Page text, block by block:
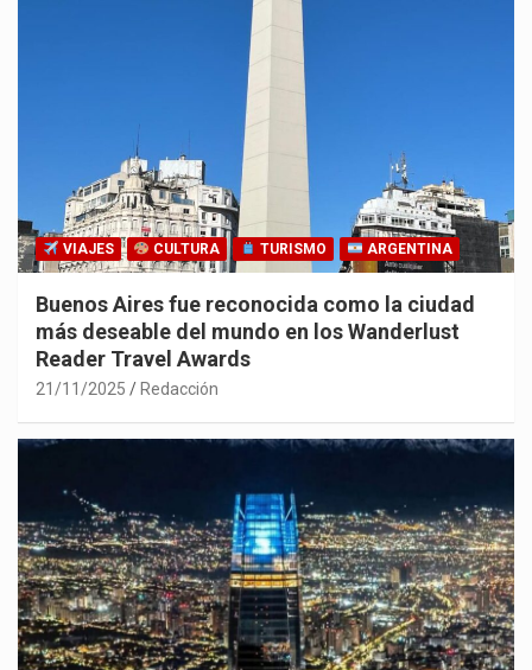
VIAJES CULTURA TURISMO ARGENTINA
Buenos Aires fue reconocida como la ciudad
más deseable del mundo en los Wanderlust
Reader Travel Awards
21/11/2025 Redacción